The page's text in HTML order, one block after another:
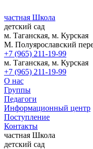
частная Школа
детский сад
м. Таганская, м. Курская
М. Полуярославский
+7 (965) 211-19-99
м. Таганская, м. Курская
+7 (965) 211-19-99
О нас
Группы
Педагоги
Информационный центр
Поступление
Контакты
частная Школа
детский сад